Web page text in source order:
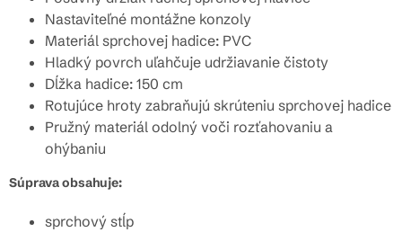
Nastaviteľné montážne konzoly
Materiál sprchovej hadice: PVC
Hladký povrch uľahčuje udržiavanie čistoty
Dĺžka hadice: 150 cm
Rotujúce hroty zabraňujú skrúteniu sprchovej hadice
Pružný materiál odolný voči rozťahovaniu a
ohýbaniu
Súprava obsahuje:
sprchový stĺp